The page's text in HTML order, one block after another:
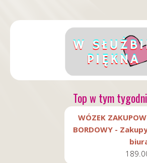
Top w tym
WÓZEK
BORDOWY -